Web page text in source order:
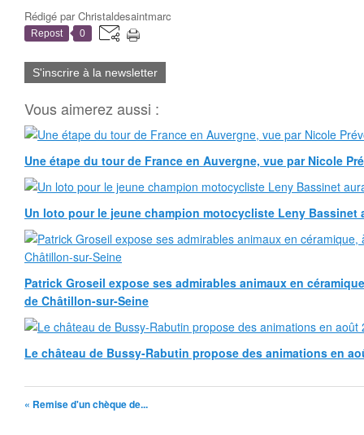
Rédigé parChristaldesaintmarc
Repost 0
S'inscrire à la newsletter
Vous aimerez aussi :
Une étape du tour de France en Auvergne, vue par Nicole
Un loto pour le jeune champion motocycliste Leny Bassinet
Patrick Groseil expose ses admirables animaux en
de Châtillon-sur-Seine
Le château de Bussy-Rabutin propose des animations en
« Remise d'un chèque de...